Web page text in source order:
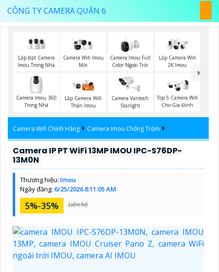
CÔNG TY CAMERA QUẬN 6
Lắp Đặt Camera
Imou Trong Nhà
Camera Wifi Imou
Mới
Camera Imou Full
Color Ngoài Trời
Lắp Camera Wifi
2K Imou
Camera Imou 360
Trong Nhà
Lắp Camera Wifi
Thân Imou
Camera Vantech
Starlight
Top 5 Camera Wifi
Cho Gia Đình
Camera Wifi Chính Hãng Camera Imou Chống Trộm
Camera IP PT WiFi 13MP IMOU IPC-S76DP-
13M0N
Thương hiệu: Imou
Ngày đăng: 6/25/2026 8:11:05 AM
5%-35% Liên hệ